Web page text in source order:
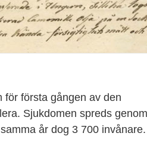
för första gången av den
Sjukdomen spreds
år dog 3 700 invånare.